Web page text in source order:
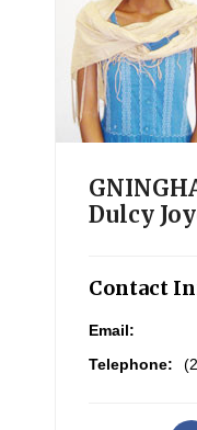
Dulcy
Contact
Email:
Telephone: